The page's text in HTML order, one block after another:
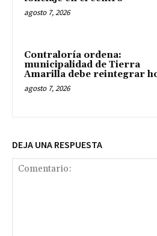
agosto 7, 2026
Contraloría ordena:
municipalidad de Tierra
Amarilla debe reintegrar
agosto 7, 2026
DEJA UNA RESPUESTA